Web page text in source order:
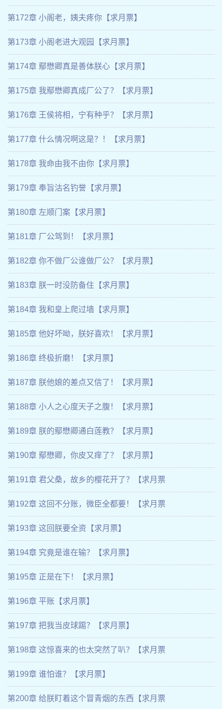
第172章 小阁老，姨夫疼你【求月票】
第173章 小阁老进大观园【求月票】
第174章 鄢懋卿真是善体朕心【求月票】
第175章 我鄢懋卿真成厂公了？【求月票】
第176章 王侯将相，宁有种乎？【求月票】
第177章 什么情况啊这是？！【求月票】
第178章 我命由我不由你【求月票】
第179章 奉旨沽名钓誉【求月票】
第180章 左顺门案【求月票】
第181章 厂公驾到！【求月票】
第182章 你不做厂公谁做厂公？【求月票】
第183章 朕一时没防备住【求月票】
第184章 我和皇上爬过墙【求月票】
第185章 他好坏呦，朕好喜欢！【求月票】
第186章 终极折磨！【求月票】
第187章 朕他娘的差点又信了！【求月票】
第188章 小人之心度天子之腹！【求月票】
第189章 朕的鄢懋卿通白莲教？【求月票】
第190章 鄢懋卿，你皮又痒了？【求月票】
第191章 君父桑，故乡的樱花开了？【求月票
第192章 这回不分账，微臣全都要！【求月票
第193章 这回朕要全资【求月票】
第194章 究竟是谁在输？【求月票】
第195章 正是在下！【求月票】
第196章 平账【求月票】
第197章 把我当皮球踢？【求月票】
第198章 这惊喜来的也太突然了叭？【求月票
第199章 谁怕谁？【求月票】
第200章 给朕盯着这个冒青烟的东西【求月票